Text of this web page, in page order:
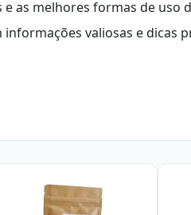
as melhores formas de uso
valiosas e dicas